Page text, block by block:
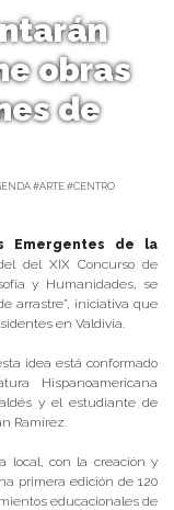
obras
de
#ARTE #CENTRO
Emergentes de la
del XIX Concurso de
y Humanidades, se
arrastre”, iniciativa que
en Valdivia.
idea está conformado
Hispanoamericana
y el estudiante de
Ramírez.
local, con la creación y
primera edición de 120
educacionales de